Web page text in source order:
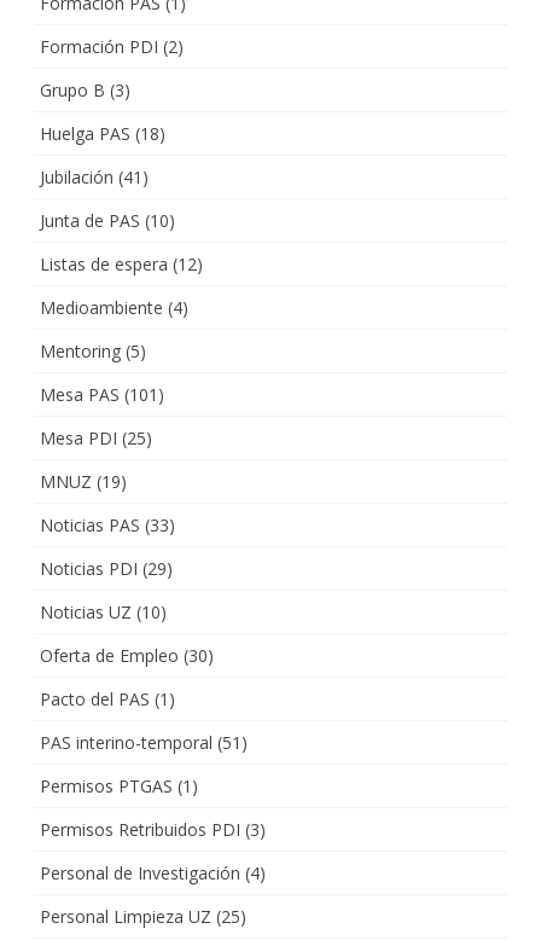
Formación PDI (2)
Grupo B (3)
Huelga PAS (18)
Jubilación (41)
Junta de PAS (10)
Listas de espera (12)
Medioambiente (4)
Mentoring (5)
Mesa PAS (101)
Mesa PDI (25)
MNUZ (19)
Noticias PAS (33)
Noticias PDI (29)
Noticias UZ (10)
Oferta de Empleo (30)
Pacto del PAS (1)
PAS interino-temporal (51)
Permisos PTGAS (1)
Permisos Retribuidos PDI (3)
Personal de Investigación (4)
Personal Limpieza UZ (25)